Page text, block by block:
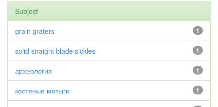
Subject
1
grain graters
1
solid straight blade sickles
1
археология
1
костяные мотыги